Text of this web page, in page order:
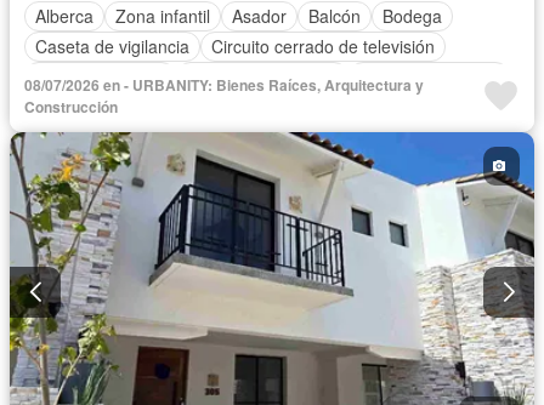
Alberca
Zona infantil Asador Balcón
Bodega
Caseta de vigilancia
Circuito cerrado de televisión
Cocina equipada
Cuarto de Limpieza
Cuarto de servicio
Elevador
Sala polivalente
Seguridad Terraza
Vista panorámica
Zonas verdes
Sin amueblar
08/07/2026 en - URBANITY: Bienes Raíces, Arquitectura y
Construcción